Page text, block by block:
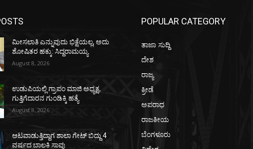
ಮೀಸಲಾತಿ ಎನ್ನುವುದು ಭಿಕ್ಷೆಯಲ್ಲ, ಅದು
ಶೋಷಿತರ ಹಕ್ಕು: ಸಿದ್ದರಾಮಯ್ಯ
August 8, 2026
ಉಡುಪಿಯಲ್ಲಿ ಗ್ರಾಪಂ ಮಾಜಿ ಅಧ್ಯಕ್ಷ,
ಗುತ್ತಿಗೆದಾರನ ಗುಂಡಿಕ್ಕಿ ಹತ್ಯೆ
August 8, 2026
ಆಟವಾಡುತ್ತಿದ್ದಾಗ ಶಾಲಾ ಗೇಟ್‌ ಬಿದ್ದು 4
ವರ್ಷದ ಬಾಲಕಿ ಸಾವು
POPULAR CATEGORY
ತಾಜಾ ಸುದ್ದಿ
ದೇಶ
ರಾಜ್ಯ
ಕ್ರೀಡೆ
ಅಪರಾಧ
ರಾಜಕೀಯ
ಬೆಂಗಳೂರು